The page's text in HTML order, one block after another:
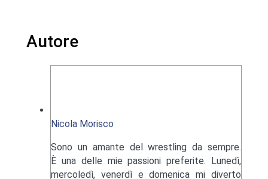
Autore
Nicola Morisco
Sono un amante del wrestling da sempre.
È una delle mie passioni preferite. Lunedì,
mercoledì, venerdì e domenica mi diverto